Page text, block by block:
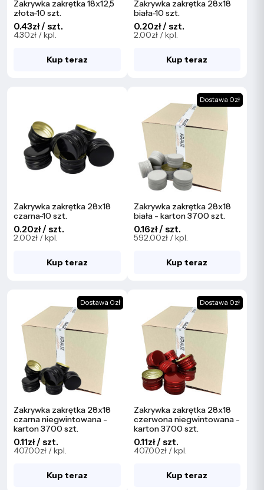
Zakrywka zakrętka 18x12,5
złota-10 szt.
0.43zł / szt.
4.30zł / kpl.
Kup teraz
Zakrywka zakrętka 28x18
biała-10 szt.
0.20zł / szt.
2.00zł / kpl.
Kup teraz
Zakrywka zakrętka 28x18
czarna-10 szt.
0.20zł / szt.
2.00zł / kpl.
Kup teraz
Dostawa 0zł
Zakrywka zakrętka 28x18
biała - karton 3700 szt.
0.16zł / szt.
592.00zł / kpl.
Kup teraz
Dostawa 0zł
Zakrywka zakrętka 28x18
czarna niegwintowana -
karton 3700 szt.
0.11zł / szt.
407.00zł / kpl.
Kup teraz
Dostawa 0zł
Zakrywka zakrętka 28x18
czerwona niegwintowana -
karton 3700 szt.
0.11zł / szt.
407.00zł / kpl.
Kup teraz